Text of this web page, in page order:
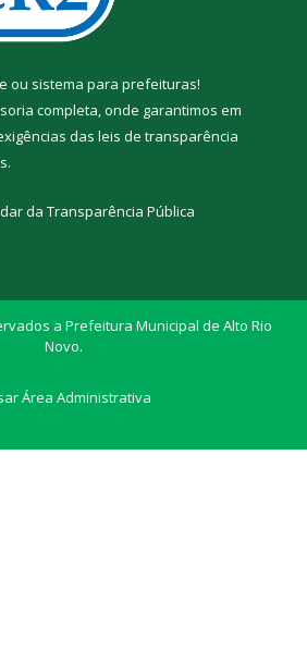
ou sistema para prefeituras!
completa, onde garantimos em
das leis de transparência
da Transparência Pública
a Prefeitura Municipal de Alto Rio
Novo.
Área Administrativa